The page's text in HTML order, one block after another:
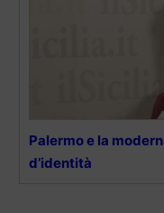
Palermo e la
d’identità